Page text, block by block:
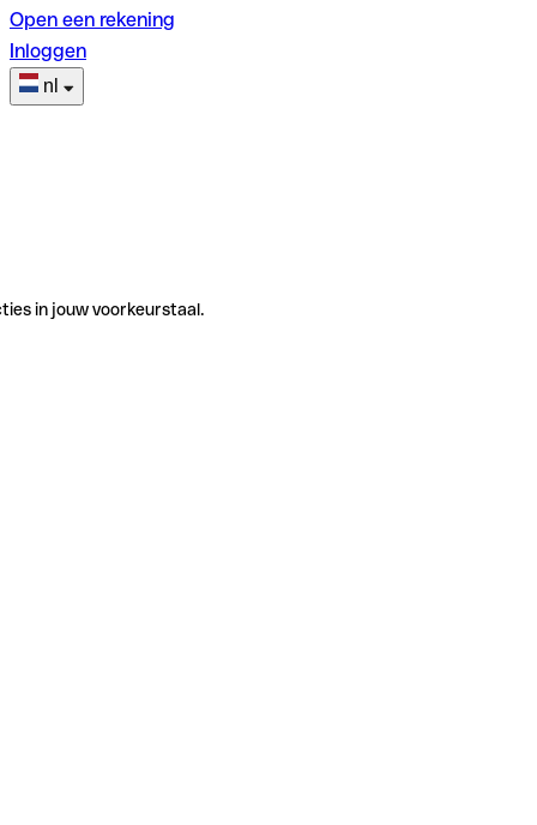
Open een rekening
Inloggen
nl
in jouw voorkeurstaal.